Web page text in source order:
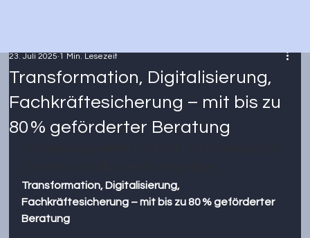
Transformation, Digitalisierung,
Fachkräftesicherung – mit bis zu
80 % geförderter Beratung
23. Juli 2025 1 Min. Lesezeit
Transformation, Digitalisierung,
Fachkräftesicherung – mit bis zu 80 % geförderter
Beratung